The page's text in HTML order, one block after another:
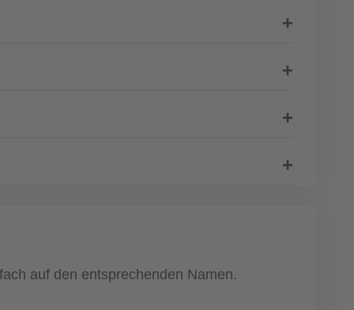
auf den entsprechenden Namen.